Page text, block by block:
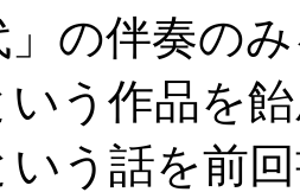
」の伴奏の
う作品を
う話を前